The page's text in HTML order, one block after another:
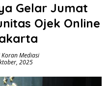
Gelar Jumat
Ojek Online
Koran Mediasi
2025